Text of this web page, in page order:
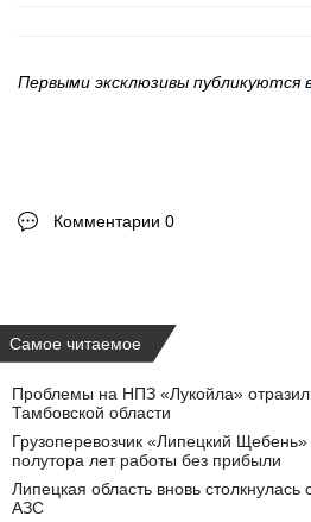
Первыми эксклюзивы публикуются
Комментарии 0
Самое читаемое
Проблемы на НПЗ «Лукойла»
Тамбовской области
Грузоперевозчик «Липецкий
полутора лет работы без прибыли
Липецкая область вновь
АЗС